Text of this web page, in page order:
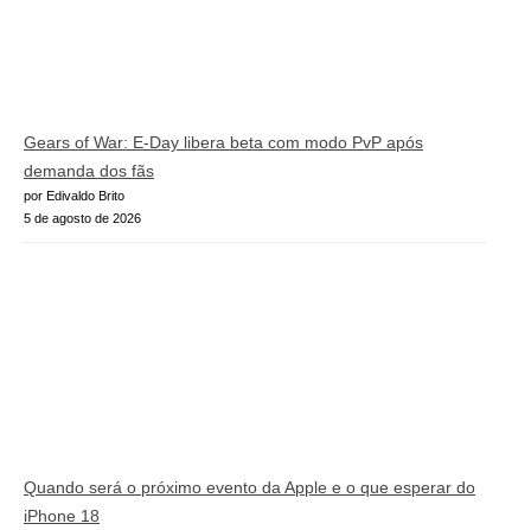
Gears of War: E-Day libera beta com modo PvP após
demanda dos fãs
por Edivaldo Brito
5 de agosto de 2026
Quando será o próximo evento da Apple e o que esperar do
iPhone 18